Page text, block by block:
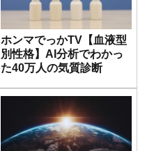
ホンマでっかTV【血液型
別性格】AI分析でわかっ
た40万人の気質診断